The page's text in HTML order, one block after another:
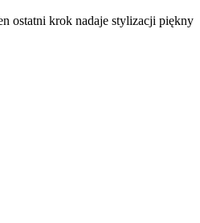
ostatni krok nadaje stylizacji piękny